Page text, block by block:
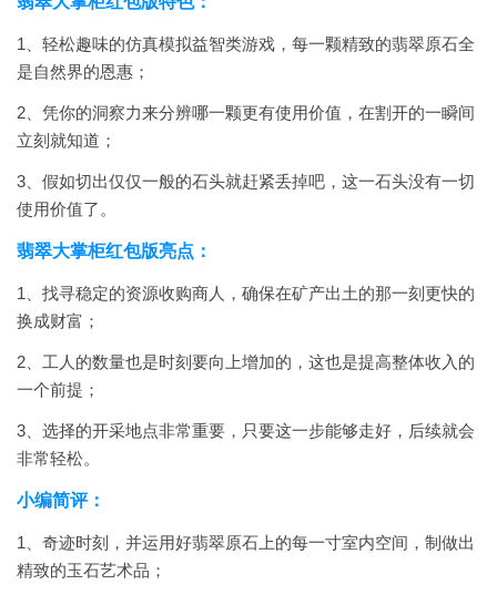
1、轻松趣味的仿真模拟益智类游戏，每一颗精致的翡翠原石全
是自然界的恩惠；
2、凭你的洞察力来分辨哪一颗更有使用价值，在割开的一瞬间
立刻就知道；
3、假如切出仅仅一般的石头就赶紧丢掉吧，这一石头没有一切
使用价值了。
翡翠大掌柜红包版亮点：
1、找寻稳定的资源收购商人，确保在矿产出土的那一刻更快的
换成财富；
2、工人的数量也是时刻要向上增加的，这也是提高整体收入的
一个前提；
3、选择的开采地点非常重要，只要这一步能够走好，后续就会
非常轻松。
小编简评：
1、奇迹时刻，并运用好翡翠原石上的每一寸室内空间，制做出
精致的玉石艺术品；